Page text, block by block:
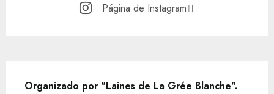
Página de Instagram
Organizado por "Laines de La Grée Blanche".